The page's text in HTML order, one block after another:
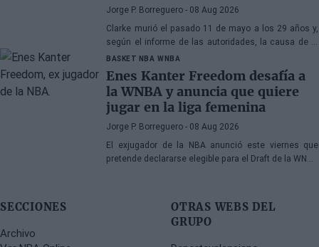
Jorge P. Borreguero - 08 Aug 2026
Clarke murió el pasado 11 de mayo a los 29 años y,
según el informe de las autoridades, la causa de la
muerte fueron los efectos de la heroína y la cocaína
BASKET NBA WNBA
Enes Kanter Freedom desafía a
la WNBA y anuncia que quiere
jugar en la liga femenina
Jorge P. Borreguero - 08 Aug 2026
El exjugador de la NBA anunció este viernes que
pretende declararse elegible para el Draft de la WNBA
SECCIONES
Archivo
OTRAS WEBS DEL
GRUPO